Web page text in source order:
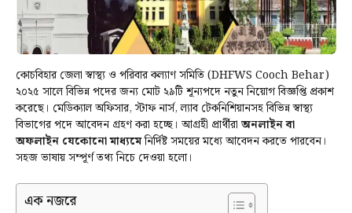
কোচবিহার জেলা স্বাস্থ্য ও পরিবার কল্যাণ সমিতি (DHFWS Cooch Behar)
২০২৫ সালে বিভিন্ন পদের জন্য মোট ২৯টি শূন্যপদে নতুন নিয়োগ বিজ্ঞপ্তি প্রকাশ
করেছে। মেডিক্যাল অফিসার, স্টাফ নার্স, ল্যাব টেকনিশিয়ানসহ বিভিন্ন স্বাস্থ্য
বিভাগের পদে আবেদন গ্রহণ করা হচ্ছে। আগ্রহী প্রার্থীরাঅনলাইন বা
অফলাইন যেকোনো মাধ্যমেনির্দিষ্ট সময়ের মধ্যে আবেদন করতে পারবেন।
সহজ ভাষায় সম্পূর্ণ তথ্য নিচে দেওয়া হলো।
এক নজরে